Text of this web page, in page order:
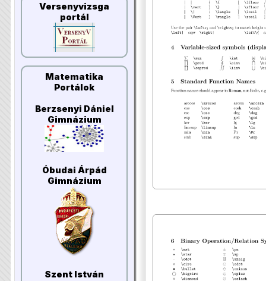
Versenyvizsga
portál
Matematika
Portálok
Berzsenyi Dániel
Gimnázium
Óbudai Árpád
Gimnázium
Szent István